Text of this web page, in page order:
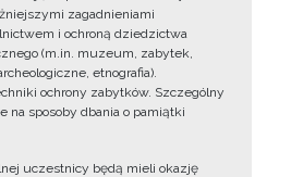
zagadnieniami
i ochroną dziedzictwa
(m.in. muzeum, zabytek,
etnografia).
ochrony zabytków. Szczególny
na sposoby dbania o pamiątki
uczestnicy będą mieli okazję